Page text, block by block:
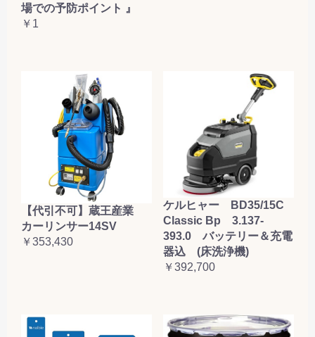
場での予防ポイント 』
￥1
【代引不可】蔵王産業
カーリンサー14SV
￥353,430
ケルヒャー BD35/15C
Classic Bp 3.137-
393.0 バッテリー＆充電
器込 (床洗浄機)
￥392,700